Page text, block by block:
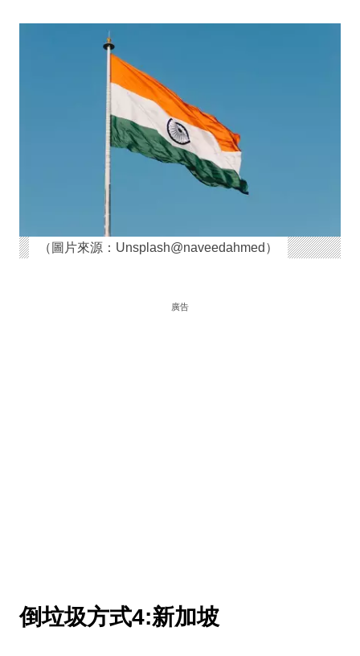
（圖片來源：Unsplash@naveedahmed）
廣告
倒垃圾方式4:新加坡